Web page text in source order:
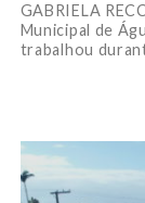
GABRIELA
Municipal de
trabalhou